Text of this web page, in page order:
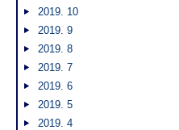
2019. 10
2019. 9
2019. 8
2019. 7
2019. 6
2019. 5
2019. 4